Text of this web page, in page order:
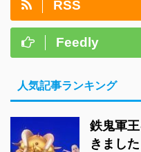
RSS
Feedly
人気記事ランキング
鉄鬼軍
きました